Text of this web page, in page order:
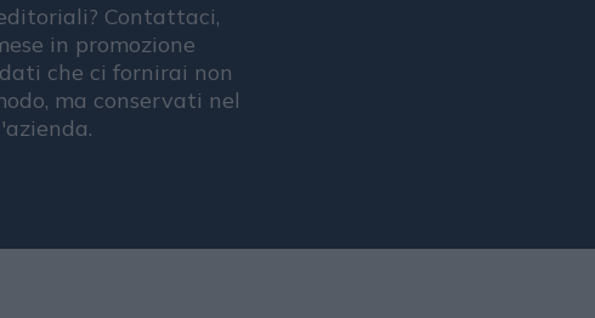
Contattaci,
in promozione
che ci fornirai non
ma conservati nel